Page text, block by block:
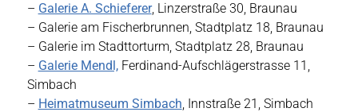
– Galerie A. Schieferer, Linzerstraße 30, Braunau
– Galerie am Fischerbrunnen, Stadtplatz 18, Braunau
– Galerie im Stadttorturm, Stadtplatz 28, Braunau
– Galerie Mendl,Ferdinand-Aufschlägerstrasse 11,
Simbach
– Heimatmuseum Simbach, Innstraße 21, Simbach